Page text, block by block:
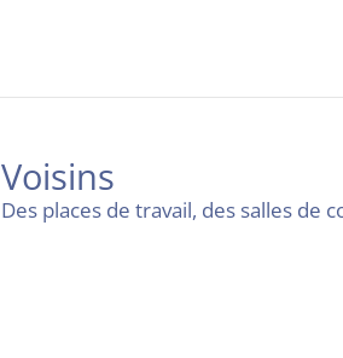
Voisins
Des places de travail, des salles de